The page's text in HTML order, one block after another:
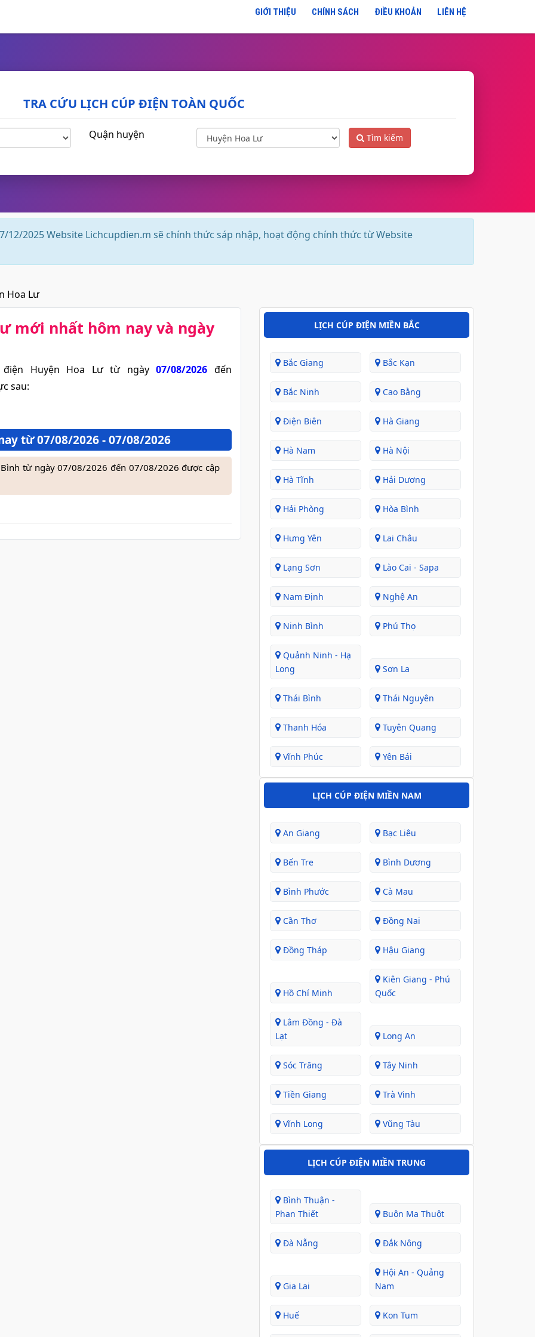
GIỚI THIỆU CHÍNH SÁCH ĐIỀU KHOẢN LIÊN HỆ
TRA CỨU LỊCH CÚP ĐIỆN TOÀN QUỐC
Quận huyện Tìm kiếm
12/2025 Website Lichcupdien.m sẽ chính thức sáp nhập, hoạt động chính thức từ Website
Hoa Lư
mới nhất hôm nay và ngày
Huyện Hoa Lư từ ngày 07/08/2026 đến
sau:
từ 07/08/2026 - 07/08/2026
từ ngày 07/08/2026 đến 07/08/2026 được cập
LỊCH CÚP ĐIỆN MIỀN BẮC
Bắc Giang Bắc Kạn
Bắc Ninh Cao Bằng
Điện Biên Hà Giang
Hà Nam Hà Nội
Hà Tĩnh Hải Dương
Hải Phòng Hòa Bình
Hưng Yên Lai Châu
Lạng Sơn Lào Cai - Sapa
Nam Định Nghệ An
Ninh Bình Phú Thọ
Quảnh Ninh - Hạ
Long
Sơn La
Thái Bình Thái Nguyên
Thanh Hóa Tuyên Quang
Vĩnh Phúc Yên Bái
LỊCH CÚP ĐIỆN MIỀN NAM
An Giang Bạc Liêu
Bến Tre Bình Dương
Bình Phước Cà Mau
Cần Thơ Đồng Nai
Đồng Tháp Hậu Giang
Hồ Chí Minh
Kiên Giang - Phú
Quốc
Lâm Đồng - Đà
Lạt
Long An
Sóc Trăng Tây Ninh
Tiền Giang Trà Vinh
Vĩnh Long Vũng Tàu
LỊCH CÚP ĐIỆN MIỀN TRUNG
Bình Thuận -
Phan Thiết
Buôn Ma Thuột
Đà Nẵng Đắk Nông
Gia Lai
Hội An - Quảng
Nam
Huế Kon Tum